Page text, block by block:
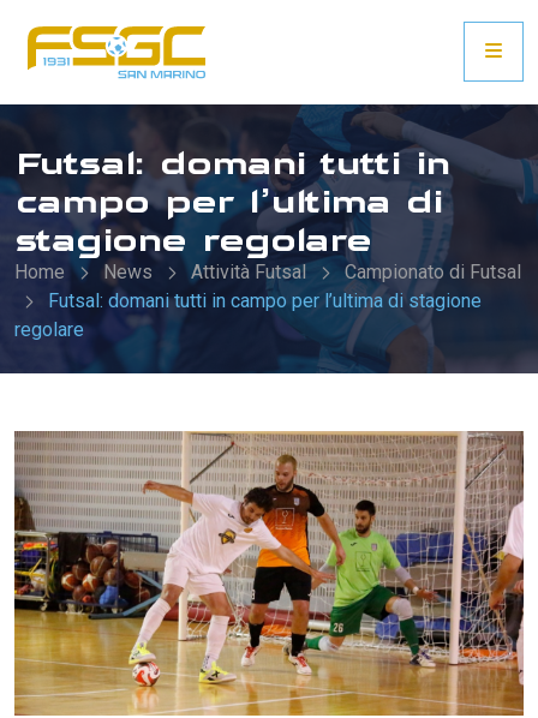
Futsal: domani tutti in
campo per l’ultima di
stagione regolare
Home News Attività Futsal
Campionato di Futsal
Futsal: domani tutti in campo per l’ultima di stagione
regolare